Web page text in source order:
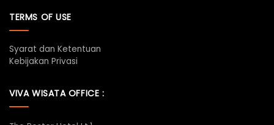
TERMS OF USE
Syarat dan Ketentuan
Kebijakan Privasi
VIVA WISATA OFFICE :